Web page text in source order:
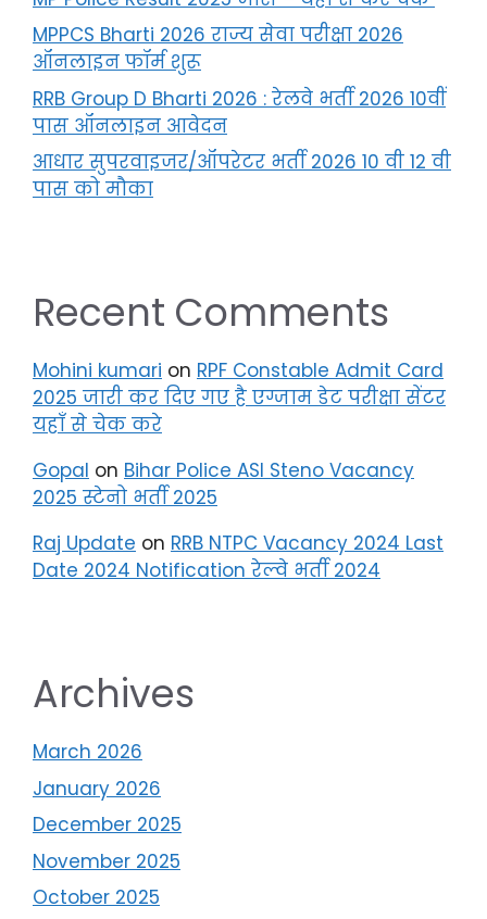
MPPCS Bharti 2026 राज्य सेवा परीक्षा 2026
ऑनलाइन फॉर्म शुरू
RRB Group D Bharti 2026 : रेलवे भर्ती 2026 10वीं
पास ऑनलाइन आवेदन
आधार सुपरवाइजर/ऑपरेटर भर्ती 2026 10 वी 12 वी
पास को मौका
Recent Comments
Mohini kumari on RPF Constable Admit Card
2025 जारी कर दिए गए है एग्जाम डेट परीक्षा सेंटर
यहाँ से चेक करे
Gopal on Bihar Police ASI Steno Vacancy
2025 स्टेनो भर्ती 2025
Raj Update on RRB NTPC Vacancy 2024 Last
Date 2024 Notification रेल्वे भर्ती 2024
Archives
March 2026
January 2026
December 2025
November 2025
October 2025